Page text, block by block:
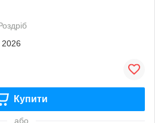
Купити
або